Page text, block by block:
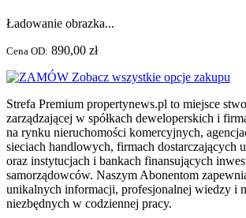
Ładowanie obrazka...
Cena OD: 890,00 zł
Zobacz wszystkie opcje zakupu
Strefa Premium propertynews.pl to miejsce
zarządzającej w spółkach deweloperskich i
na rynku nieruchomości komercyjnych,
sieciach handlowych, firmach dostarczających
oraz instytucjach i bankach finansujących
samorządowców. Naszym Abonentom
unikalnych informacji, profesjonalnej wiedzy i
niezbędnych w codziennej pracy.